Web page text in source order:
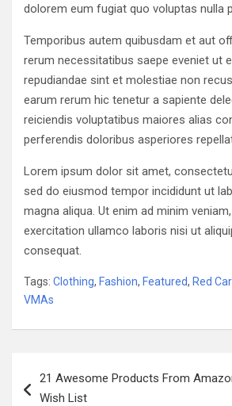
dolorem eum fugiat quo voluptas nulla
Temporibus autem quibusdam et aut
rerum necessitatibus saepe eveniet ut
repudiandae sint et molestiae non
earum rerum hic tenetur a sapiente
reiciendis voluptatibus maiores alias
perferendis doloribus asperiores
Lorem ipsum dolor sit amet,
sed do eiusmod tempor incididunt ut
magna aliqua. Ut enim ad minim
exercitation ullamco laboris nisi ut
consequat.
Tags: Clothing, Fashion, Featured, Red
VMAs
articoli
21 Awesome Products From
Wish List